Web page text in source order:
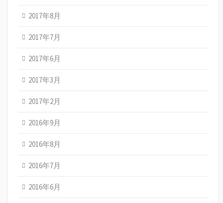
2017年8月
2017年7月
2017年6月
2017年3月
2017年2月
2016年9月
2016年8月
2016年7月
2016年6月